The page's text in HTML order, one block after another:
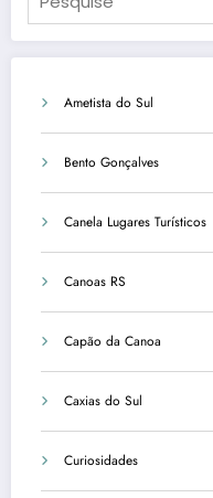
Ametista do Sul
Bento Gonçalves
Canela Lugares Turísticos
Canoas RS
Capão da Canoa
Caxias do Sul
Curiosidades